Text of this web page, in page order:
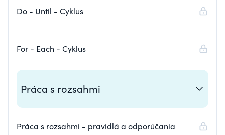
Do - Until - Cyklus
For - Each - Cyklus
Práca s rozsahmi
Práca s rozsahmi - pravidlá a odporúčania